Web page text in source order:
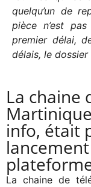
quelqu’un de
pièce n’est
premier délai,
délais, le
La chaine
info, était
La chaine de